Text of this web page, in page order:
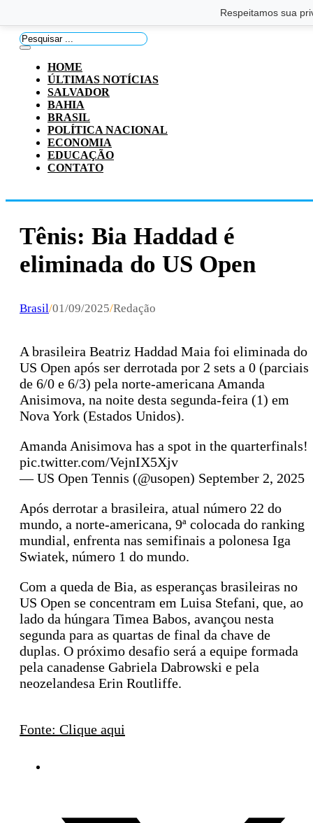
Respeitamos sua
Pesquisar
...
HOME
ÚLTIMAS NOTÍCIAS
SALVADOR
BAHIA
BRASIL
POLÍTICA NACIONAL
ECONOMIA
EDUCAÇÃO
CONTATO
Tênis: Bia Haddad é
eliminada do US Open
Brasil/01/09/2025/Redação
A brasileira Beatriz Haddad Maia foi eliminada do
US Open após ser derrotada por 2 sets a 0 (parciais
de 6/0 e 6/3) pela norte-americana Amanda
Anisimova, na noite desta segunda-feira (1) em
Nova York (Estados Unidos).
Amanda Anisimova has a spot in the quarterfinals!
pic.twitter.com/VejnIX5Xjv
— US Open Tennis (@usopen) September 2, 2025
Após derrotar a brasileira, atual número 22 do
mundo, a norte-americana, 9ª colocada do ranking
mundial, enfrenta nas semifinais a polonesa Iga
Swiatek, número 1 do mundo.
Com a queda de Bia, as esperanças brasileiras no
US Open se concentram em Luisa Stefani, que, ao
lado da húngara Timea Babos, avançou nesta
segunda para as quartas de final da chave de
duplas. O próximo desafio será a equipe formada
pela canadense Gabriela Dabrowski e pela
neozelandesa Erin Routliffe.
Fonte: Clique aqui